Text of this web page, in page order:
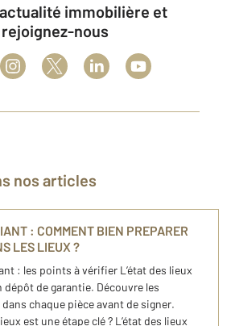
rejoignez-nous
nos articles
: COMMENT BIEN PREPARER
LES LIEUX ?
: les points à vérifier L’état des lieux
dépôt de garantie. Découvre les
chaque pièce avant de signer.
est une étape clé ? L’état des lieux